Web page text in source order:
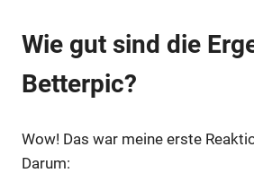
Wie gut sind die
Betterpic?
Wow! Das war meine erste
Darum: